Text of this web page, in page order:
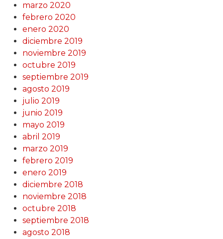
marzo 2020
febrero 2020
enero 2020
diciembre 2019
noviembre 2019
octubre 2019
septiembre 2019
agosto 2019
julio 2019
junio 2019
mayo 2019
abril 2019
marzo 2019
febrero 2019
enero 2019
diciembre 2018
noviembre 2018
octubre 2018
septiembre 2018
agosto 2018